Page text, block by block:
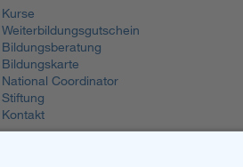
Kurse
Weiterbildungsgutschein
Bildungsberatung
Bildungskarte
National Coordinator
Stiftung
Kontakt